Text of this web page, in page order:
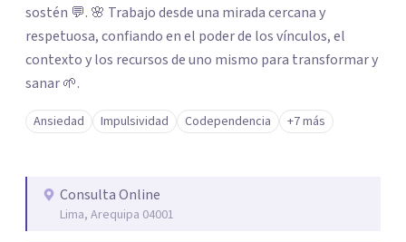
sostén 💬. 🌸 Trabajo desde una mirada cercana y
respetuosa, confiando en el poder de los vínculos, el
contexto y los recursos de uno mismo para transformar y
sanar 🌱.
Ansiedad Impulsividad Codependencia +7 más
Consulta Online
Lima, Arequipa 04001